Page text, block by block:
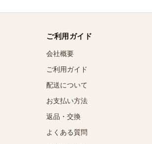
ご利用ガイド
会社概要
ご利用ガイド
配送について
お支払い方法
返品・交換
よくある質問